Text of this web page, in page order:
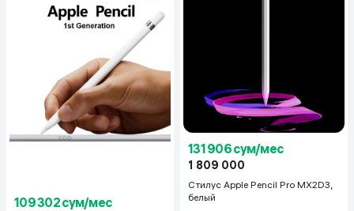
109 302 сум/мес
131 906 сум/мес
1 809 000
Стилус Apple Pencil Pro MX2D3,
белый